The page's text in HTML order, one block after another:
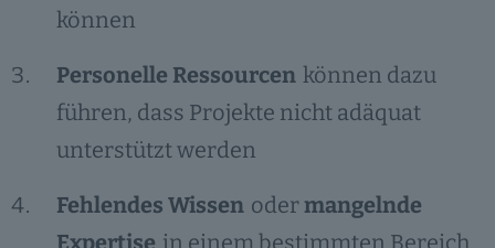
können
Personelle Ressourcen können dazu
führen, dass Projekte nicht adäquat
unterstützt werden
Fehlendes Wissen odermangelnde